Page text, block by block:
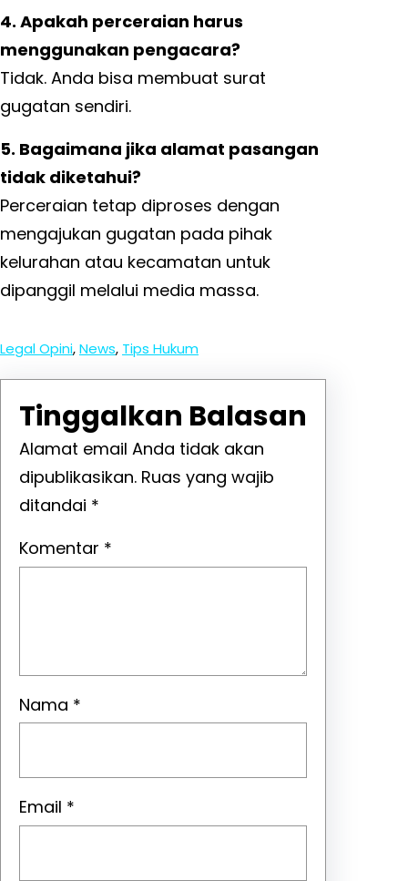
4. Apakah perceraian harus
menggunakan pengacara?
Tidak. Anda bisa membuat surat
gugatan sendiri.
5. Bagaimana jika alamat pasangan
tidak diketahui?
Perceraian tetap diproses dengan
mengajukan gugatan pada pihak
kelurahan atau kecamatan untuk
dipanggil melalui media massa.
Legal Opini, News, Tips Hukum
Tinggalkan Balasan
Alamat email Anda tidak akan
dipublikasikan. Ruas yang wajib
ditandai *
Komentar *
Nama *
Email *